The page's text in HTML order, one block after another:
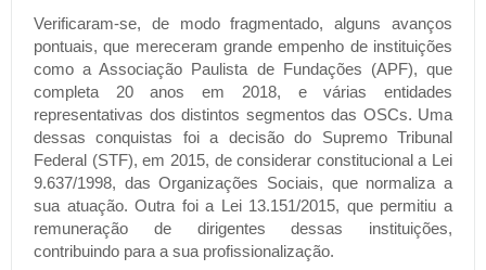
Verificaram-se, de modo fragmentado, alguns avanços
pontuais, que mereceram grande empenho de instituições
como a Associação Paulista de Fundações (APF), que
completa 20 anos em 2018, e várias entidades
representativas dos distintos segmentos das OSCs. Uma
dessas conquistas foi a decisão do Supremo Tribunal
Federal (STF), em 2015, de considerar constitucional a Lei
9.637/1998, das Organizações Sociais, que normaliza a
sua atuação. Outra foi a Lei 13.151/2015, que permitiu a
remuneração de dirigentes dessas instituições,
contribuindo para a sua profissionalização.